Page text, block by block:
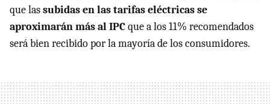
que lassubidas en las tarifas eléctricas se
aproximarán más al IPCque a los 11% recomendados
será bien recibido por la mayoría de los consumidores.